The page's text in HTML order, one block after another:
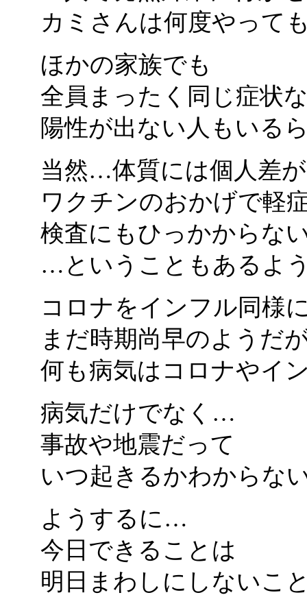
カミさんは何度やって
ほかの家族でも
全員まったく同じ症状
陽性が出ない人もいる
当然…体質には個人差
ワクチンのおかげで軽
検査にもひっかからな
…ということもあるよ
コロナをインフル同様
まだ時期尚早のようだ
何も病気はコロナやイ
病気だけでなく…
事故や地震だって
いつ起きるかわからな
ようするに…
今日できることは
明日まわしにしないこ